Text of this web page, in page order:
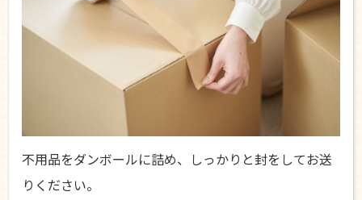
不用品をダンボールに詰め、しっかりと封をしてお送
りください。